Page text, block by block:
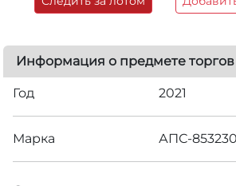
Информация о предмете торгов
Год 2021
Марка АПС-853230